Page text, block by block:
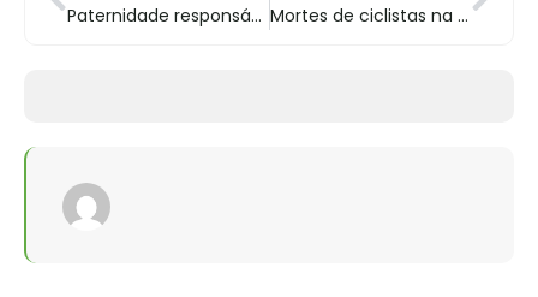
Paternidade responsável com incentivo à saúde e pedaladas Mortes de ciclistas na capital paulista aumentam 75% no primeiro semestre